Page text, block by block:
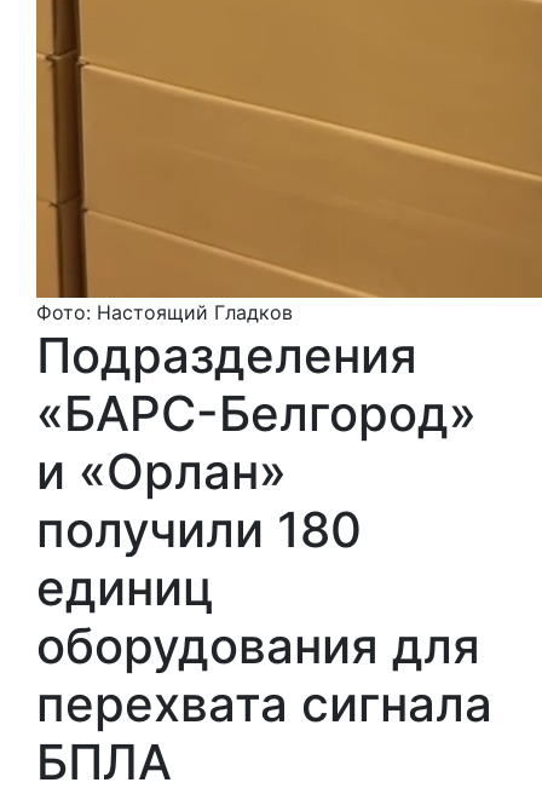
Фото: Настоящий Гладков
Подразделения
«БАРС-Белгород»
и «Орлан»
получили 180
единиц
оборудования для
перехвата сигнала
БПЛА